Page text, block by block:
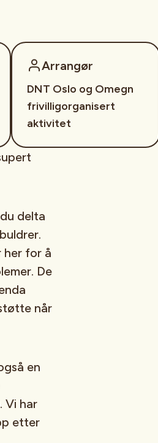
Arrangør
DNT Oslo og Omegn
frivilligorganisert
aktivitet
delta
her for å
De
når
en
Vi har
etter